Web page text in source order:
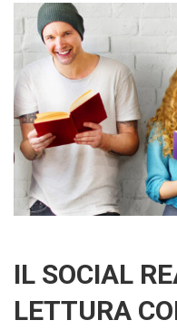
IL SOCIAL
LETTURA